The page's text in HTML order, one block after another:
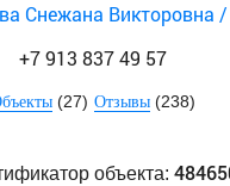
Снежана Викторовна
+7 913 837 49 57
(27) Отзывы (238)
объекта: